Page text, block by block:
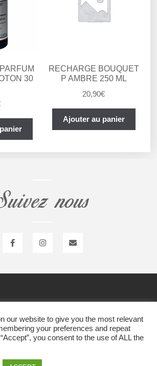
30
RECHARGE BOUQUET
P AMBRE 250 ML
20,90€
Ajouter au panier
nous
our website to give you the most relevant
your preferences and repeat
you consent to the use of ALL the